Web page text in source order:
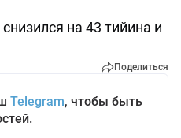
на 43 тийина и
Поделиться
Telegram, чтобы быть